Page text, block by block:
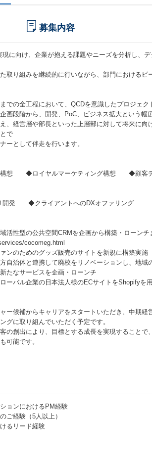
募集内容
に向け、企業が抱える課題やニーズを分析し、
取り組みを継続的に行いながら、部門における
での全工程において、QCDを意識したプロジェク
画段階から、開発、PoC、ビジネス拡大という幅
、経営層や部長といった上層部に対して将来に
で
ーとして伴走を行います。
構想 ◆ロイヤルマーケティング構想 ◆顧客デ
開発 ◆クライアントへのDXオファリング
の公共空間CRMを企画から構築・ローンチ
cocomeg.html
ンのためのグッズ販売のサイトを新規に構築実施
体と連携して廃校をリノベーションし、地域
たなサービスを企画・ローンチ
ーバル企業の日本法人様のECサイトをShopify
ー候補からキャリアをスタートいただき、中期経
グに取り組んでいただく予定です。
の創出により、目標とする成長を実現することで
可能です。
ョンにおけるPM経験
ご経験（5人以上）
るリード経験